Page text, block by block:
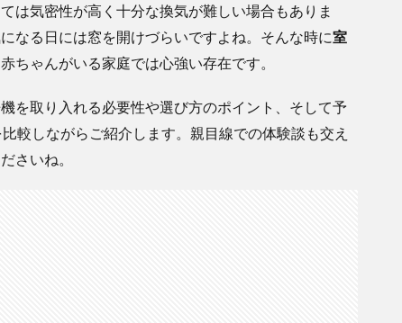
は気密性が高く十分な換気が難しい場合もありま
なる日には窓を開けづらいですよね。そんな時に室
ちゃんがいる家庭では心強い存在です。
を取り入れる必要性や選び方のポイント、そして予
較しながらご紹介します。親目線での体験談も交え
さいね。